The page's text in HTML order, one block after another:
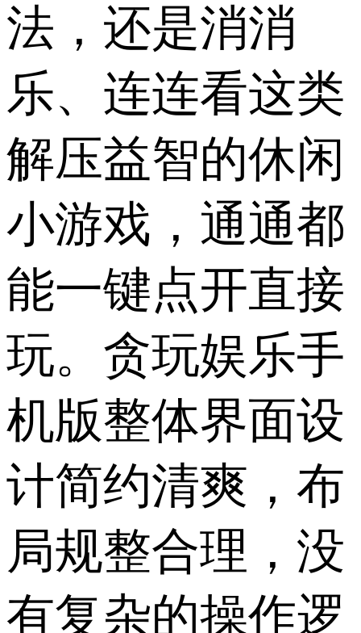
法，还是消消
乐、连连看这类
解压益智的休闲
小游戏，通通都
能一键点开直接
玩。贪玩娱乐手
机版整体界面设
计简约清爽，布
局规整合理，没
有复杂的操作逻